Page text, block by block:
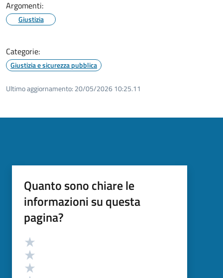
Argomenti:
Giustizia
Categorie:
Giustizia e sicurezza pubblica
Ultimo aggiornamento: 20/05/2026 10:25.11
Quanto sono chiare le
informazioni su questa
pagina?
Valutazione